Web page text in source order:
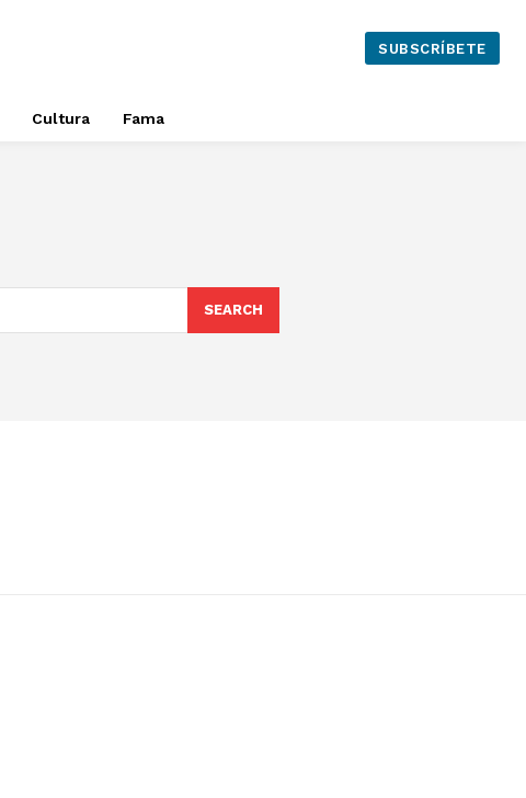
SUBSCRÍBETE
Cultura Fama
SEARCH